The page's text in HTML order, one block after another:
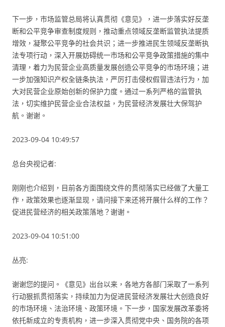
下一步，市场监管总局将认真贯彻《意见》，进一步落实好反垄
断和公平竞争审查制度规则，推动重点领域反垄断监管执法提质
增效，凝聚公平竞争的社会共识；进一步推进民生领域反垄断执
法专项行动，深入开展妨碍统一市场和公平竞争政策措施的集中
清理，着力为民营企业高质量发展创造公平竞争的市场环境；进
一步加强知识产权全链条执法，严厉打击侵权假冒违法行为，加
大对民营企业原始创新的保护力度。通过一系列严格的监管执
法，切实维护民营企业合法权益，为民营经济发展壮大保驾护
航。谢谢。
2023-09-04 10:49:57
总台央视记者:
刚刚也介绍到，目前各方面围绕文件的贯彻落实已经做了大量工
作，政策效果也逐渐显现，请问接下来还将开展什么样的工作？
促进民营经济的相关政策落地？谢谢。
2023-09-04 10:51:00
丛亮:
谢谢您的提问。《意见》出台以来，各地方各部门采取了一系列
行动狠抓贯彻落实，持续加力为促进民营经济发展壮大创造良好
的市场环境、法治环境、政策环境。下一步，国家发展改革委将
依托新成立的专责机构，进一步深入贯彻党中央、国务院的各项